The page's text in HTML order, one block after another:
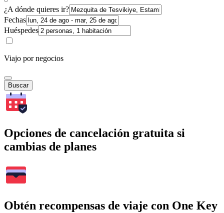
¿A dónde quieres ir?
Fechas
Huéspedes
Viajo por negocios
Buscar
Opciones de cancelación gratuita si
cambias de planes
Obtén recompensas de viaje con One Key